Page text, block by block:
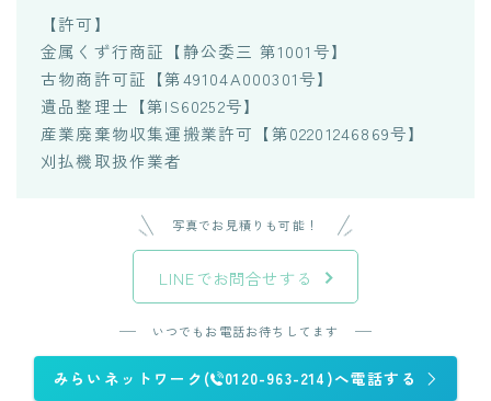
【許可】
金属くず行商証【静公委三 第1001号】
古物商許可証【第49104A000301号】
遺品整理士【第IS60252号】
産業廃棄物収集運搬業許可【第02201246869号】
刈払機取扱作業者
写真でお見積りも可能！
LINEでお問合せする
いつでもお電話お待ちしてます
みらいネットワーク( 0120-963-214)へ電話する